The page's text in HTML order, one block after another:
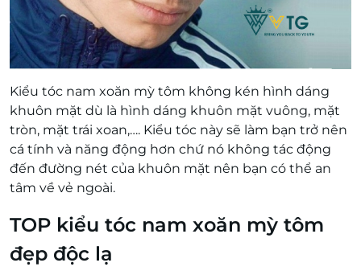
Kiểu tóc nam xoăn mỳ tôm không kén hình dáng
khuôn mặt dù là hình dáng khuôn mặt vuông, mặt
tròn, mặt trái xoan,…. Kiểu tóc này sẽ làm bạn trở nên
cá tính và năng động hơn chứ nó không tác động
đến đường nét của khuôn mặt nên bạn có thể an
tâm về vẻ ngoài.
TOP kiểu tóc nam xoăn mỳ tôm
đẹp độc lạ